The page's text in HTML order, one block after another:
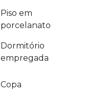
Piso em
porcelanato
Dormitório
empregada
Copa